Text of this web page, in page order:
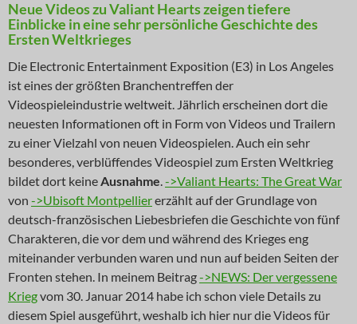
Neue Videos zu Valiant Hearts zeigen tiefere
Einblicke in eine sehr persönliche Geschichte des
Ersten Weltkrieges
Die Electronic Entertainment Exposition (E3) in Los Angeles
ist eines der größten Branchentreffen der
Videospieleindustrie weltweit. Jährlich erscheinen dort die
neuesten Informationen oft in Form von Videos und Trailern
zu einer Vielzahl von neuen Videospielen. Auch ein sehr
besonderes, verblüffendes Videospiel zum Ersten Weltkrieg
bildet dort keineAusnahme.->Valiant Hearts: The Great War
von ->Ubisoft Montpelliererzählt auf der Grundlage von
deutsch-französischen Liebesbriefen die Geschichte von fünf
Charakteren, die vor dem und während des Krieges eng
miteinander verbunden waren und nun auf beiden Seiten der
Fronten stehen. In meinem Beitrag->NEWS: Der vergessene
Kriegvom 30. Januar 2014 habe ich schon viele Details zu
diesem Spiel ausgeführt, weshalb ich hier nur die Videos für